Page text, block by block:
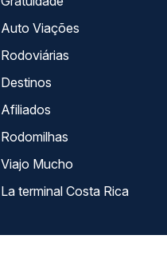
Auto Viações
Rodoviárias
Destinos
Afiliados
Rodomilhas
Viajo Mucho
La terminal Costa Rica